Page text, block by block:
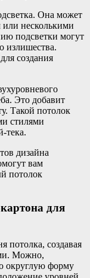
Она может
несколькими
подсветки могут
излишества.
создания
Это добавит
Такой потолок
стилями
тека.
дизайна
вам
потолок
для
потолка, создавая
Можно,
округлую форму